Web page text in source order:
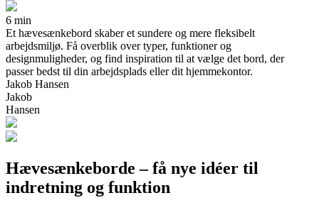
6 min
Et hævesænkebord skaber et sundere og mere fleksibelt
arbejdsmiljø. Få overblik over typer, funktioner og
designmuligheder, og find inspiration til at vælge det bord, der
passer bedst til din arbejdsplads eller dit hjemmekontor.
Jakob Hansen
Jakob
Hansen
Hævesænkeborde – få nye idéer til
indretning og funktion